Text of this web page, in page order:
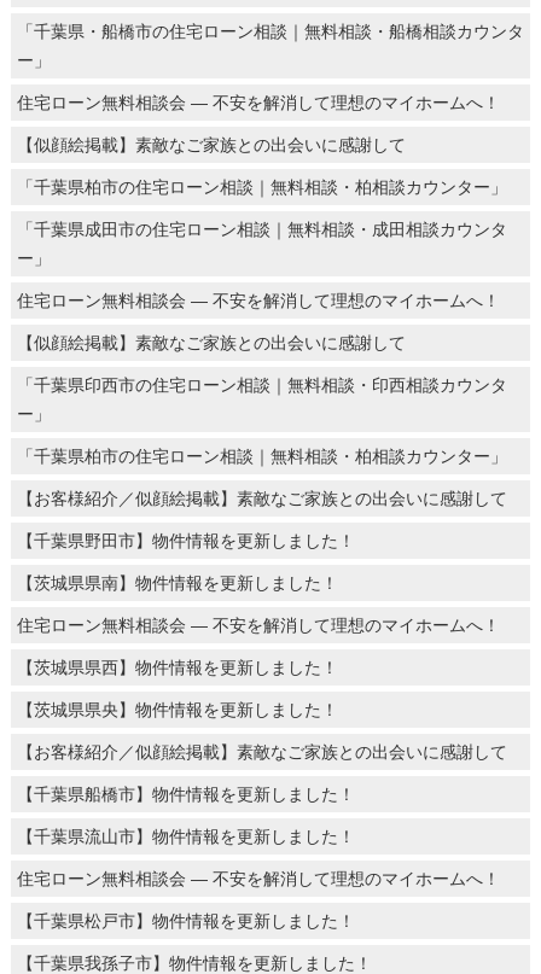
「千葉県・船橋市の住宅ローン相談｜無料相談・船橋相談カウンタ
ー」
住宅ローン無料相談会 ― 不安を解消して理想のマイホームへ！
【似顔絵掲載】素敵なご家族との出会いに感謝して
「千葉県柏市の住宅ローン相談｜無料相談・柏相談カウンター」
「千葉県成田市の住宅ローン相談｜無料相談・成田相談カウンタ
ー」
住宅ローン無料相談会 ― 不安を解消して理想のマイホームへ！
【似顔絵掲載】素敵なご家族との出会いに感謝して
「千葉県印西市の住宅ローン相談｜無料相談・印西相談カウンタ
ー」
「千葉県柏市の住宅ローン相談｜無料相談・柏相談カウンター」
【お客様紹介／似顔絵掲載】素敵なご家族との出会いに感謝して
【千葉県野田市】物件情報を更新しました！
【茨城県県南】物件情報を更新しました！
住宅ローン無料相談会 ― 不安を解消して理想のマイホームへ！
【茨城県県西】物件情報を更新しました！
【茨城県県央】物件情報を更新しました！
【お客様紹介／似顔絵掲載】素敵なご家族との出会いに感謝して
【千葉県船橋市】物件情報を更新しました！
【千葉県流山市】物件情報を更新しました！
住宅ローン無料相談会 ― 不安を解消して理想のマイホームへ！
【千葉県松戸市】物件情報を更新しました！
【千葉県我孫子市】物件情報を更新しました！